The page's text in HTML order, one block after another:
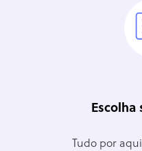
Escolha
Tudo por